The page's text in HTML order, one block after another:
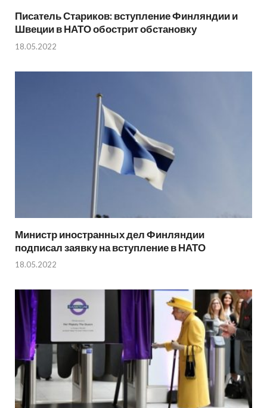
Писатель Стариков: вступление Финляндии и
Швеции в НАТО обострит обстановку
18.05.2022
Министр иностранных дел Финляндии
подписал заявку на вступление в НАТО
18.05.2022